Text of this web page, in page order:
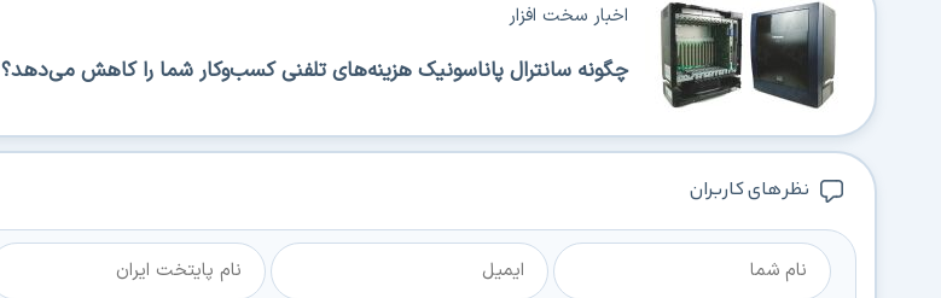
چگونه سانترال پاناسونیک هزینه‌های تلفنی کسب‌وکار شما را کاهش می‌دهد؟
اخبار سخت افزار
نظر های کاربران